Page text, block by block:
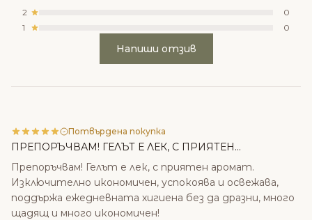
2
0
1
0
Напиши отзив
Потвърдена покупка
ПРЕПОРЪЧВАМ! ГЕЛЪТ Е ЛЕК, С ПРИЯТЕН...
Препоръчвам! Гелът е лек, с приятен аромат.
Изключително икономичен, успокоява и освежава,
поддържа ежедневната хигиена без да дразни, много
щадящ и много икономичен!